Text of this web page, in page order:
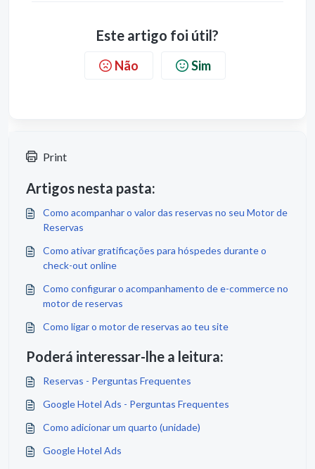
Este artigo foi útil?
Não Sim
Print
Artigos nesta pasta:
Como acompanhar o valor das reservas no seu Motor de
Reservas
Como ativar gratificações para hóspedes durante o
check-out online
Como configurar o acompanhamento de e-commerce no
motor de reservas
Como ligar o motor de reservas ao teu site
Poderá interessar-lhe a leitura:
Reservas - Perguntas Frequentes
Google Hotel Ads - Perguntas Frequentes
Como adicionar um quarto (unidade)
Google Hotel Ads